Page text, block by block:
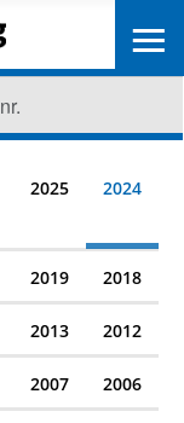
2025 2024
2019 2018
2013 2012
2007 2006
≡